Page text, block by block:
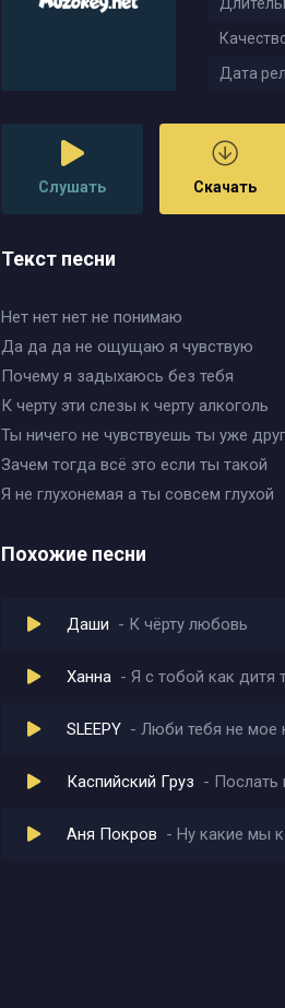
Дата
Слушать Скачать
Текст песни
Нет нет нет не понимаю
Да да да не ощущаю я чувствую
Почему я задыхаюсь без тебя
К черту эти слезы к черту алкоголь
Ты ничего не чувствуешь ты уже
Зачем тогда всё это если ты такой
Я не глухонемая а ты совсем глухой
Похожие песни
Даши К чёрту любовь
Ханна Я с тобой как дитя
SLEEPY Люби тебя не мое
Каспийский Груз Послать
Аня Покров Ну какие мы к